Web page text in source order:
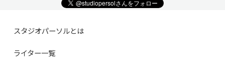
スタジオパーソルとは
ライター一覧